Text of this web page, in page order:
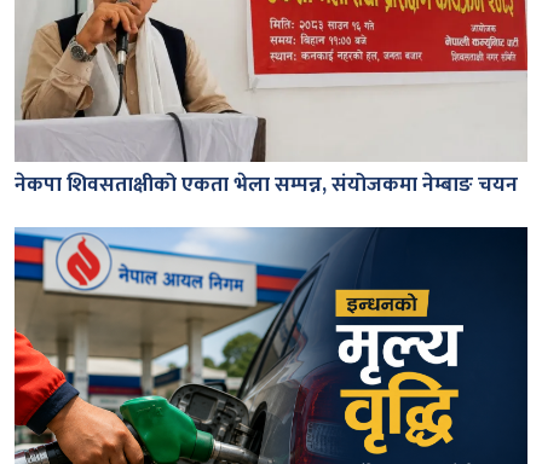
नेकपा शिवसताक्षीको एकता भेला सम्पन्न, संयोजकमा नेम्बाङ चयन